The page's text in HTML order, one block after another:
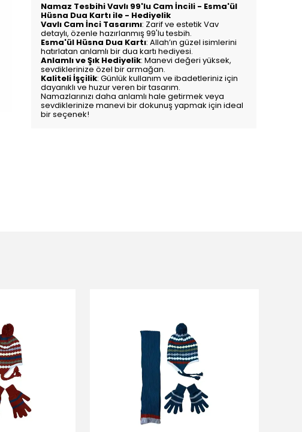
Namaz Tesbihi Vavlı 99'lu Cam İncili - Esma'ül
Hüsna Dua Kartı ile - Hediyelik
Vavlı Cam İnci Tasarımı: Zarif ve estetik Vav
detaylı, özenle hazırlanmış 99'lu tesbih.
Esma'ül Hüsna Dua Kartı: Allah’ın güzel isimlerini
hatırlatan anlamlı bir dua kartı hediyesi.
Anlamlı ve Şık Hediyelik: Manevi değeri yüksek,
sevdiklerinize özel bir armağan.
Kaliteli İşçilik: Günlük kullanım ve ibadetleriniz için
dayanıklı ve huzur veren bir tasarım.
Namazlarınızı daha anlamlı hale getirmek veya
sevdiklerinize manevi bir dokunuş yapmak için ideal
bir seçenek!